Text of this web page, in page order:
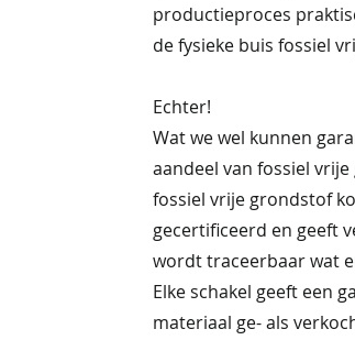
productieproces
de fysieke buis fossiel
Echter!
Wat we wel kunnen
aandeel van fossiel
fossiel vrije grondstof
gecertificeerd en geeft
wordt traceerbaar wat
Elke schakel geeft een
materiaal ge- als